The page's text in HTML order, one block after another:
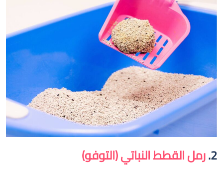
2. رمل القطط النباتي (التوفو)